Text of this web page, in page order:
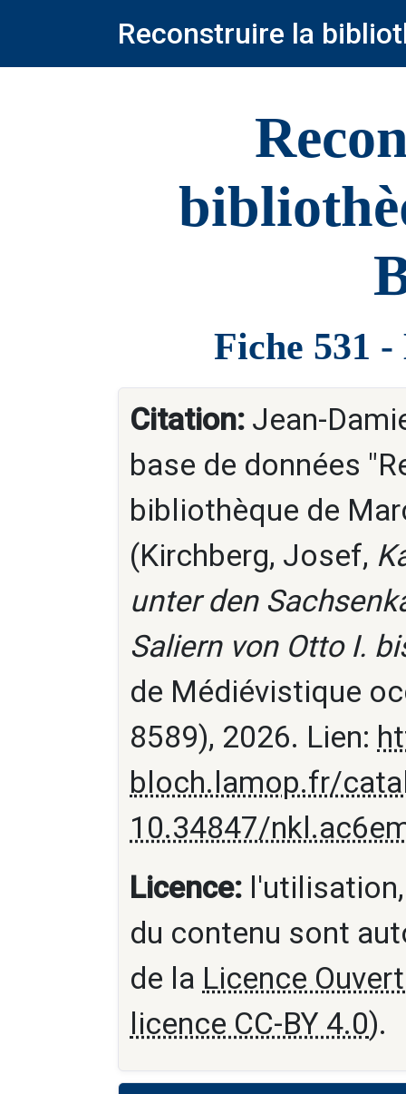
Reconstruire la
Fiche 531
Citation: Jean-
base de données
bibliothèque de
(Kirchberg, Josef,
unter den
Saliern von Otto I.
de Médiévistique
8589), 2026. Lien:
bloch.lamop.fr/
10.34847/
Licence:
du contenu sont
de la Licence
licence CC-BY 4.0).